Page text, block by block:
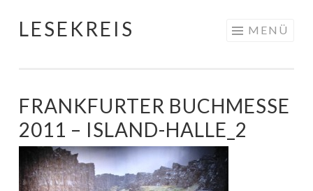
Springe
LESEKREIS MENÜ
FRANKFURTER BUCHMESSE
2011 – ISLAND-HALLE_2